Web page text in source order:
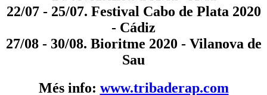
22/07 - 25/07. Festival Cabo de Plata 2020
- Cádiz
27/08 - 30/08. Bioritme 2020 - Vilanova de
Sau
Més info: www.tribaderap.com